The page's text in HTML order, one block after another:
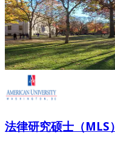
法律研究硕士（MLS）